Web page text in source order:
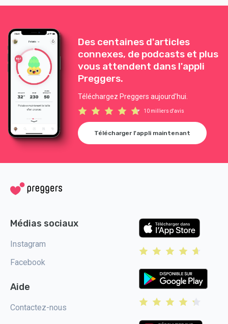
Des centaines d'articles
connexes, de podcasts et plus
vous attendent dans l'appli
Preggers.
Téléchargez Preggers aujourd'hui.
10 milliers d'avis
Télécharger l'appli maintenant
Médias sociaux
Instagram
Facebook
Aide
Contactez-nous